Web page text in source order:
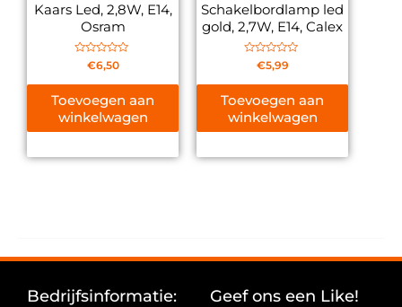
Kaars Led, 2,8W, E14,
Osram
Gewaardeerd
uit
€6,50
Toevoegen aan
winkelwagen
Schakelbordlamp led
gold, 2,7W, E14, Calex
Gewaardeerd
uit
€5,99
Toevoegen aan
winkelwagen
Bedrijfsinformatie: Geef ons een Like!